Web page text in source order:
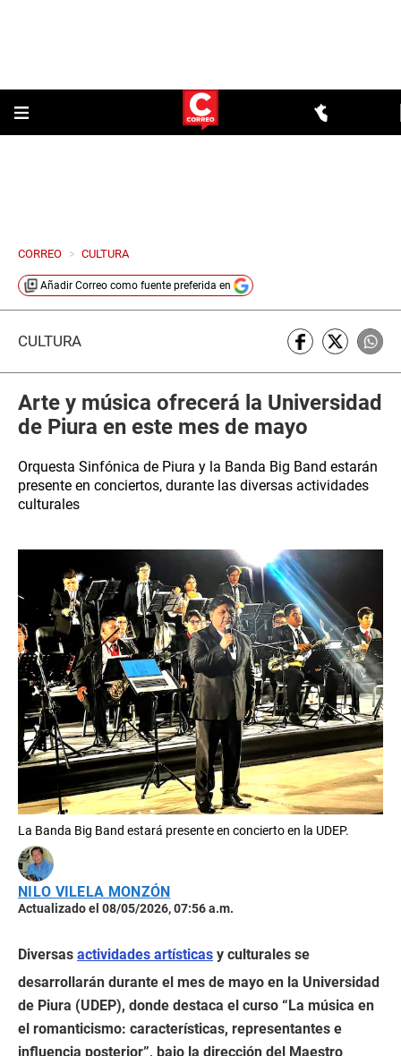
CORREO > CULTURA
Añadir Correo como fuente preferida en
CULTURA
Arte y música ofrecerá la Universidad
de Piura en este mes de mayo
Orquesta Sinfónica de Piura y la Banda Big Band estarán
presente en conciertos, durante las diversas actividades
culturales
La Banda Big Band estará presente en concierto en la UDEP.
NILO VILELA MONZÓN
Actualizado el 08/05/2026, 07:56 a.m.
Diversas actividades artísticas y culturales se
desarrollarán durante el mes de mayo en la Universidad
de Piura (UDEP), donde destaca el curso “La música en
el romanticismo: características, representantes e
influencia posterior”, bajo la dirección del Maestro